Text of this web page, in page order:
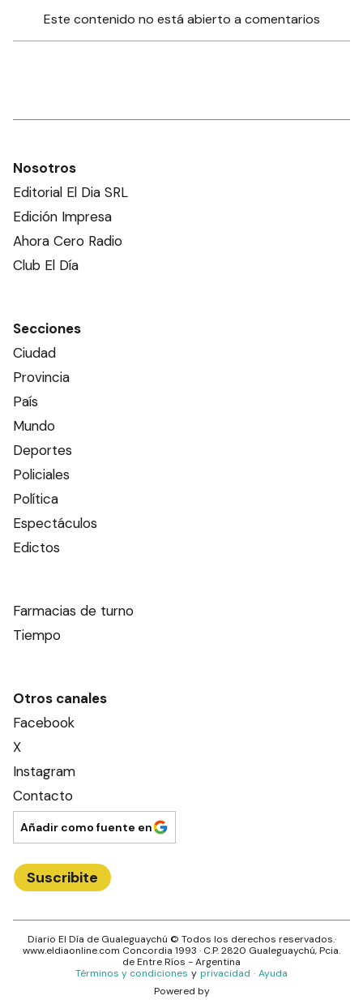
Este contenido no está abierto a comentarios
Nosotros
Editorial El Dia SRL
Edición Impresa
Ahora Cero Radio
Club El Día
Secciones
Ciudad
Provincia
País
Mundo
Deportes
Policiales
Política
Espectáculos
Edictos
Farmacias de turno
Tiempo
Otros canales
Facebook
X
Instagram
Contacto
Añadir como fuente en
Suscribite
Diario El Día de Gualeguaychú © Todos los derechos reservados.·
www.eldiaonline.com Concordia 1993 · C.P.2820 Gualeguaychú, Pcia.
deEntre Ríos - Argentina
Términos y condiciones y privacidad · Ayuda
Powered by